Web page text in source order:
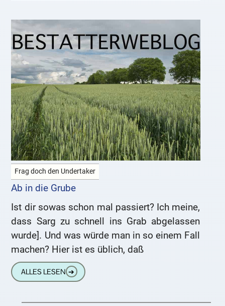
Frag doch den Undertaker
Ab in die Grube
Ist dir sowas schon mal passiert? Ich meine,
dass Sarg zu schnell ins Grab abgelassen
wurde]. Und was würde man in so einem Fall
machen? Hier ist es üblich, daß
ALLES LESEN ➔